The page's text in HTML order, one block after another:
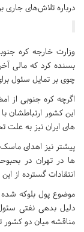
درباره تلاش‌های جاری
وزارت خارجه کره
بسنده کرد که مالی
چوی بر تمایل سئول
اگرچه کره جنوبی از
این کشور ارتباطشان
های ایران نیز به علت
پیشتر نیز اهدای
ها در تهران در
انتقادات گسترده از
موضوع پول بلوکه
دلیل بدهی نفتی
مناقشه میان دو